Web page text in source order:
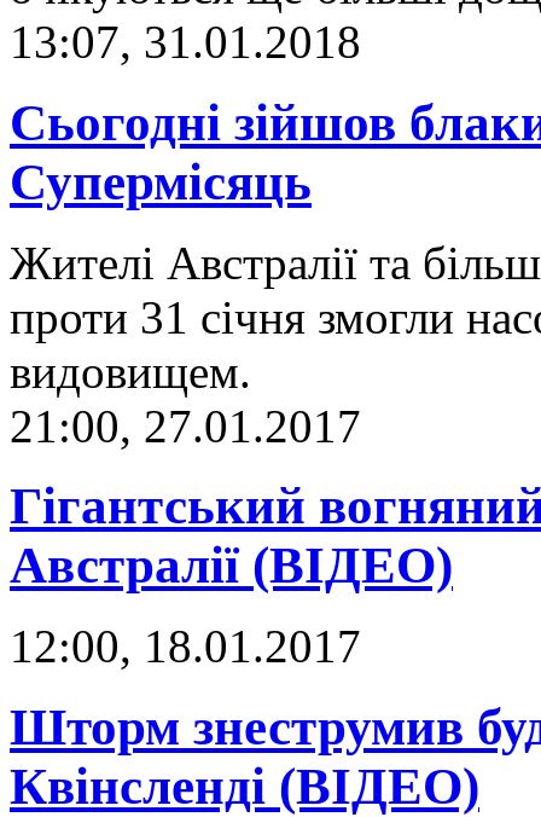
13:07, 31.01.2018
Сьогодні зійшов
Супермісяць
Жителі Австралії та
проти 31 січня змогли
видовищем.
21:00, 27.01.2017
Гігантський
Австралії (ВІДЕО)
12:00, 18.01.2017
Шторм знеструмив
Квінсленді (ВІДЕО)